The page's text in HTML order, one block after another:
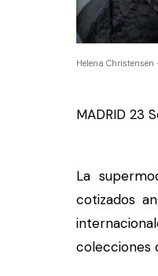
Helena Christensen
MADRID 23
La
cotizados
colecciones